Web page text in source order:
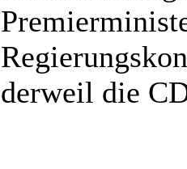
derweil die